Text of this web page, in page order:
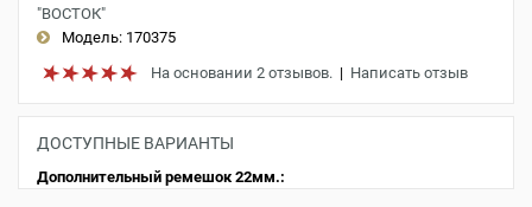
"ВОСТОК"
Модель: 170375
На основании 2 отзывов. | Написать отзыв
ДОСТУПНЫЕ ВАРИАНТЫ
Дополнительный ремешок 22мм.: